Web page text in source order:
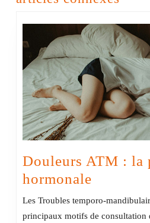
Douleurs ATM : la
hormonale
ATM
:
Les Troubles temporo-
principaux motifs de consultation